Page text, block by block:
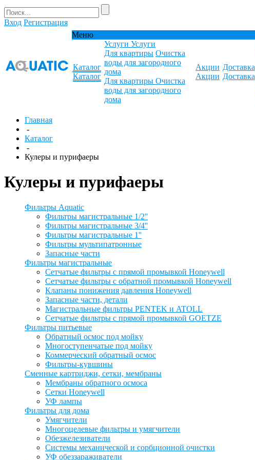
Вход Регистрация
Меню
Каталог
Каталог
Услуги Услуги
Для квартиры Очистка
воды для загородного
дома
Для квартиры Очистка
воды для загородного
дома
Акции
Акции
Доставка
Доставка
Главная
-
Каталог
-
Кулеры и пурифаеры
Кулеры и пурифаеры
Фильтры Aquatic
Фильтры магистральные 1/2''
Фильтры магистральные 3/4''
Фильтры магистральные 1''
Фильтры мультипатронные
Запасные части
Фильтры магистральные
Сетчатые фильтры с прямой промывкой Honeywell
Сетчатые фильтры с обратной промывкой Honeywell
Клапаны понижения давления Honeywell
Запасные части, детали
Магистральные фильтры PENTEK и ATOLL
Сетчатые фильтры с прямой промывкой GOETZE
Фильтры питьевые
Обратный осмос под мойку
Многоступенчатые под мойку
Коммерческий обратный осмос
Фильтры-кувшины
Сменные картриджи, сетки, мембраны
Мембраны обратного осмоса
Сетки Honeywell
УФ лампы
Фильтры для дома
Умягчители
Многоцелевые фильтры и умягчители
Обезжелезиватели
Системы механической и сорбционной очистки
УФ обеззараживатели